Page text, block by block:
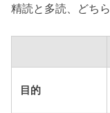
精読と多読、どち
目的